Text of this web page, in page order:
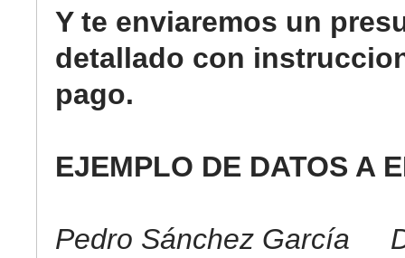
Y te enviaremos un
detallado con
pago.
EJEMPLO DE DATOS A
Pedro Sánchez García